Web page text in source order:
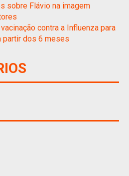
sobre Flávio na imagem
contra a Influenza para
partir dos 6 meses